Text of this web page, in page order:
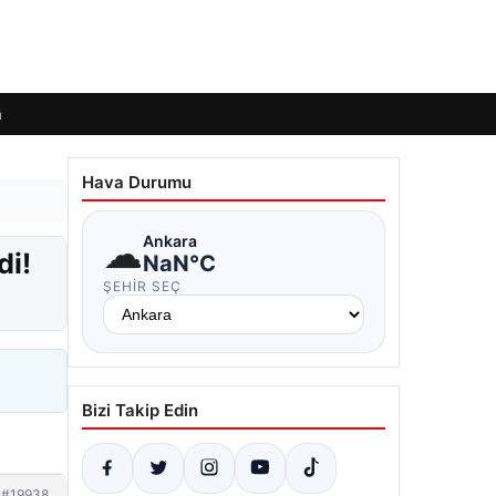
Hava Durumu
☁Ankara
NaN°C
ŞEHIR SEÇ
Bizi Takip Edin